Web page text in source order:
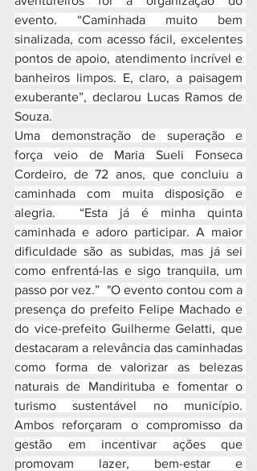
evento. “Caminhada muito bem
sinalizada, com acesso fácil, excelentes
pontos de apoio, atendimento incrível e
banheiros limpos. E, claro, a paisagem
exuberante”, declarou Lucas Ramos de
Souza.
Uma demonstração de superação e
força veio de Maria Sueli Fonseca
Cordeiro, de 72 anos, que concluiu a
caminhada com muita disposição e
alegria.  “Esta já é minha quinta
caminhada e adoro participar. A maior
dificuldade são as subidas, mas já sei
como enfrentá-las e sigo tranquila, um
passo por vez.”  "O evento contou com a
presença do prefeito Felipe Machado e
do vice-prefeito Guilherme Gelatti, que
destacaram a relevância das caminhadas
como forma de valorizar as belezas
naturais de Mandirituba e fomentar o
turismo sustentável no município.
Ambos reforçaram o compromisso da
gestão em incentivar ações que
promovam lazer, bem-estar e